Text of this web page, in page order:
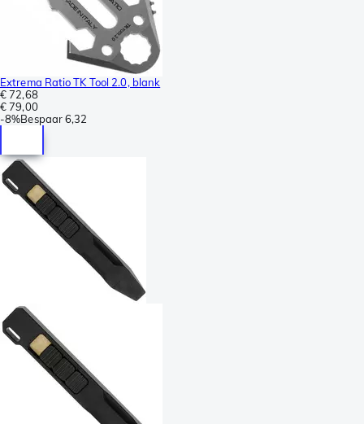
Extrema Ratio TK Tool 2.0, blank
€ 72,68
€ 79,00
-8%Bespaar6,32